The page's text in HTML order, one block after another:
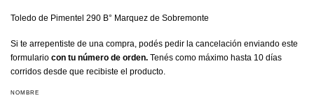
Toledo de Pimentel 290 B° Marquez de Sobremonte
Si te arrepentiste de una compra, podés pedir la cancelación enviando este
formulario con tu número de orden. Tenés como máximo hasta 10 días
corridos desde que recibiste el producto.
NOMBRE